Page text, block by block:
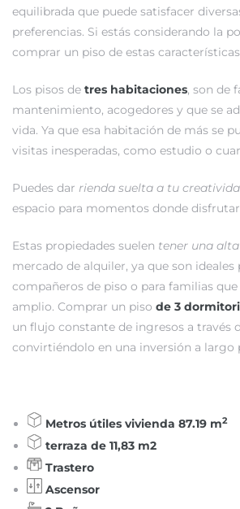
equilibrada que puede satisfacer
preferencias. Si estás considerando la
comprar un piso de estas características
Los pisos de tres habitaciones, son de
mantenimiento, acogedores y que se
vida. Ya que esa habitación de más se
visitas inesperadas, como estudio o
Puedes dar rienda suelta a tu
espacio para momentos donde
Estas propiedades suelen tener una
mercado de alquiler, ya que son
compañeros de piso o para familias
amplio. Comprar un piso de 3
un flujo constante de ingresos a través
convirtiéndolo en una inversión a largo
Metros útiles vivienda 87.19 m
terraza de 11,83 m2
Trastero
Ascensor